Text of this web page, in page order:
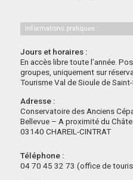
Informations pratiques :
Jours et horaires :
En accès libre toute l’année.
groupes, uniquement sur
Tourisme Val de Sioule de
Adresse :
Conservatoire des Anciens
Bellevue – A proximité du
03140 CHAREIL-CINTRAT
Téléphone :
04 70 45 32 73 (office de